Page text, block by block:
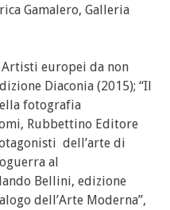
Gamalero, Galleria
Artisti europei da non
Diaconia (2015); “Il
fotografia
Rubbettino Editore
dell’arte di
al
Bellini, edizione
dell’Arte Moderna”,